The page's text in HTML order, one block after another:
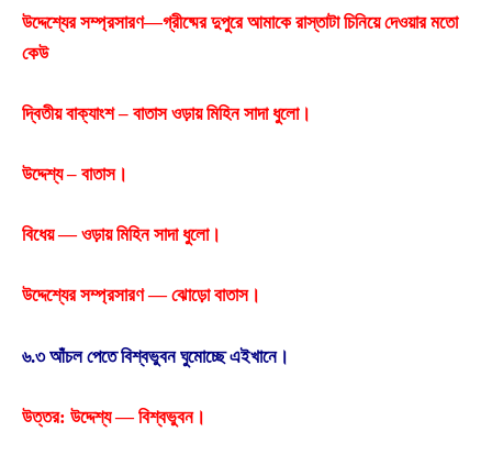
উদ্দেশ্যের সম্প্রসারণ—গ্রীষ্মের দুপুরে আমাকে রাস্তাটা চিনিয়ে দেওয়ার মতাে
কেউ
দ্বিতীয় বাক্যাংশ – বাতাস ওড়ায় মিহিন সাদা ধুলাে।
উদ্দেশ্য – বাতাস।
বিধেয় — ওড়ায় মিহিন সাদা ধুলাে।
উদ্দেশ্যের সম্প্রসারণ — ঝােড়াে বাতাস।
৬.৩ আঁচল পেতে বিশ্বভুবন ঘুমােচ্ছে এইখানে।
উত্তর: উদ্দেশ্য — বিশ্বভুবন।